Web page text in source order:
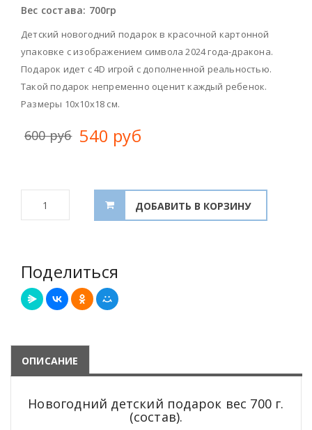
Вес состава: 700гр
Детский новогодний подарок в красочной картонной
упаковке с изображением символа 2024 года-дракона.
Подарок идет с 4D игрой с дополненной реальностью.
Такой подарок непременно оценит каждый ребенок.
Размеры 10х10х18 см.
600 руб 540 руб
Поделиться
ОПИСАНИЕ
Новогодний детский подарок вес 700 г.
(состав).